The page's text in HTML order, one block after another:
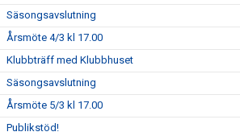
Säsongsavslutning
Årsmöte 4/3 kl 17.00
Klubbträff med Klubbhuset
Säsongsavslutning
Årsmöte 5/3 kl 17.00
Publikstöd!